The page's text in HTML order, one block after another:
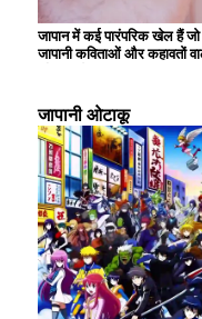
जापान में कई पारंपरिक खेल हैं जो
जापानी कविताओं और कहावतों वाले कार्डों का
आकृतियाँ बनाते हैं। गर्मियों में, ``आतिशबाज़ी'' का आनंद लिया जाता है, जो आकाश में
प्रकाश की सुंदर कला का निर्माण
लिए कौशल और एकाग्रता की आवश्यकता
है। इन खेलों का अभी भी कई लोग महत्वपूर्ण सांस्कृतिक
हैं जो परिवार और
जापानी ओटाकू